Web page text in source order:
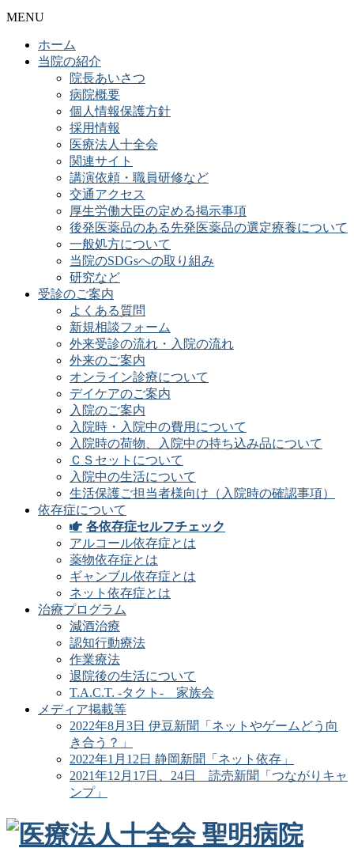
MENU
ホーム
当院の紹介
院長あいさつ
病院概要
個人情報保護方針
採用情報
医療法人十全会
関連サイト
講演依頼・職員研修など
交通アクセス
厚生労働大臣の定める掲示事項
後発医薬品のある先発医薬品の選定療養について
一般処方について
当院のSDGsへの取り組み
研究など
受診のご案内
よくある質問
新規相談フォーム
外来受診の流れ・入院の流れ
外来のご案内
オンライン診療について
デイケアのご案内
入院のご案内
入院時・入院中の費用について
入院時の荷物、入院中の持ち込み品について
ＣＳセットについて
入院中の生活について
生活保護ご担当者様向け（入院時の確認事項）
依存症について
各依存症セルフチェック
アルコール依存症とは
薬物依存症とは
ギャンブル依存症とは
ネット依存症とは
治療プログラム
減酒治療
認知行動療法
作業療法
退院後の生活について
T.A.C.T. -タクト- 家族会
メディア掲載等
2022年8月3日 伊豆新聞「ネットやゲームどう向
き合う？」
2022年1月12日 静岡新聞「ネット依存」
2021年12月17日、24日 読売新聞「つながりキャ
ンプ」